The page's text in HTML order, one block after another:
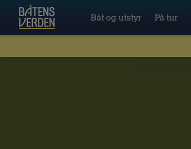
Båt og utstyr På tur